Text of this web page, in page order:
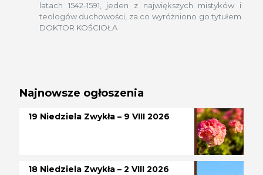
latach 1542-1591, jeden z największych mistyków i
teologów duchowości, za co wyróżniono go tytułem
DOKTOR KOŚCIOŁA .
Najnowsze ogłoszenia
19 Niedziela Zwykła – 9 VIII 2026
18 Niedziela Zwykła – 2 VIII 2026